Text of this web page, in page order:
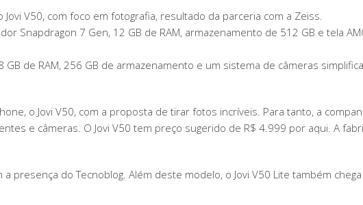
NOVO
SMARTPHONE
CONFIRA
V50, com foco em fotografia, resultado da parceria com a Zeiss.
Snapdragon 7 Gen, 12 GB de RAM, armazenamento de 512 GB e tela
de RAM, 256 GB de armazenamento e um sistema de câmeras
o Jovi V50, com a proposta de tirar fotos incríveis. Para tanto, a
e câmeras. O Jovi V50 tem preço sugerido de R$ 4.999 por aqui. A
presença do Tecnoblog. Além deste modelo, o Jovi V50 Lite também